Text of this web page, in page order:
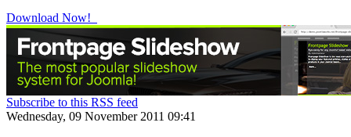
Download Now!
Subscribe to this RSS feed
Wednesday, 09 November 2011 09:41